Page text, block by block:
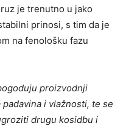
je trenutno u jako
prinosi, s tim da je
na fenološku fazu
proizvodnji
i vlažnosti, te se
drugu kosidbu i